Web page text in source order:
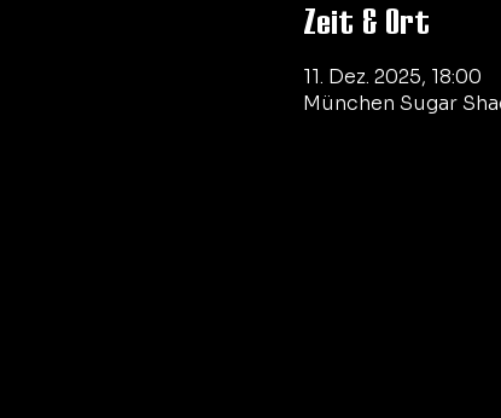
Zeit & Ort
11. Dez. 2025, 18:00
München Sugar